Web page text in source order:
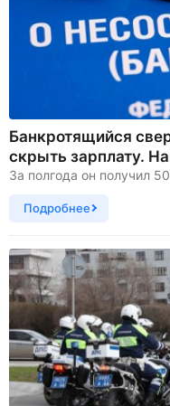
Банкротящийся
скрыть зарплату.
За полгода он получил
Подробнее